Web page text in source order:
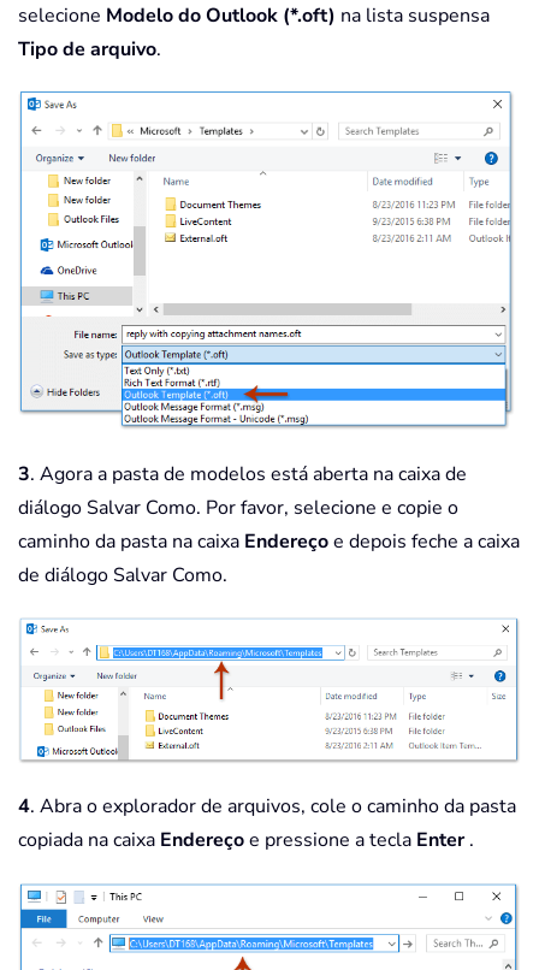
selecione Modelo do Outlook (*.oft) na lista suspensa
Tipo de arquivo.
3. Agora a pasta de modelos está aberta na caixa de
diálogo Salvar Como. Por favor, selecione e copie o
caminho da pasta na caixa Endereçoe depois feche a caixa
de diálogo Salvar Como.
4. Abra o explorador de arquivos, cole o caminho da pasta
copiada na caixa Endereçoe pressione a tecla Enter.